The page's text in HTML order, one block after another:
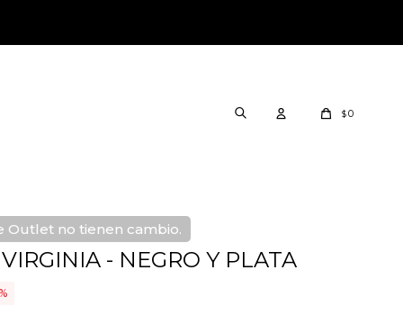
$0
Outlet no tienen cambio.
- NEGRO Y PLATA